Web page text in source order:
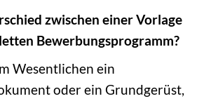
zwischen einer Vorlage
Bewerbungsprogramm?
Wesentlichen ein
oder ein Grundgerüst,